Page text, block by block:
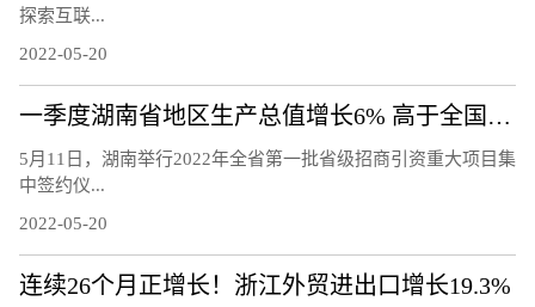
探索互联...
2022-05-20
一季度湖南省地区生产总值增长6% 高于全国1.2个百分点
5月11日，湖南举行2022年全省第一批省级招商引资重大项目集
中签约仪...
2022-05-20
连续26个月正增长！浙江外贸进出口增长19.3%